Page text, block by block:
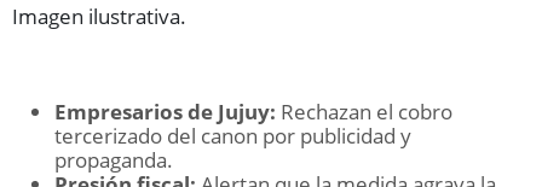
Imagen ilustrativa.
Empresarios de Jujuy: Rechazan el cobro
tercerizado del canon por publicidad y
propaganda.